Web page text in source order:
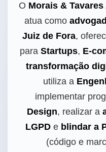
O Morais &
atua como
Juiz de Fora,
para Startups, E-
transformação
utiliza a
implementar
Design, realizar a
LGPDe blindar a
(código e